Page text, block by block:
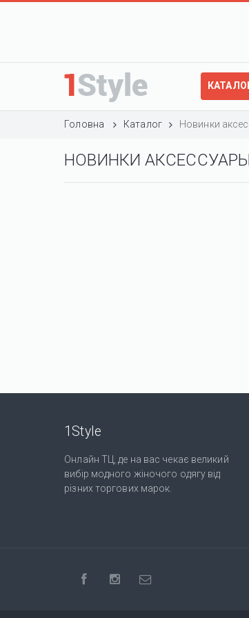
Головна Каталог Новинки
НОВИНКИ АКСЕССУАРЫ
1Style
Онлайн ТЦ, де на вас чекає великий
вибір модного жіночого одягу від
різних торгових марок.